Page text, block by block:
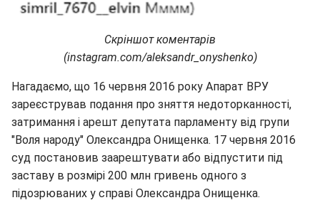
Скріншот коментарів
(instagram.com/aleksandr_onyshenko)
Нагадаємо, що 16 червня 2016 року Апарат ВРУ
зареєстрував подання про зняття недоторканності,
затримання і арешт депутата парламенту від групи
"Воля народу" Олександра Онищенка. 17 червня 2016
суд постановив заарештувати або відпустити під
заставу в розмірі 200 млн гривень одного з
підозрюваних у справі Олександра Онищенка.